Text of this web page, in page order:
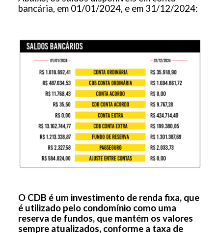
bancária, em 01/01/2024, e em 31/12/2024:
O CDB é um investimento de renda fixa, que
é utilizado pelo condomínio como uma
reserva de fundos, que mantém os valores
sempre atualizados, conforme a taxa de